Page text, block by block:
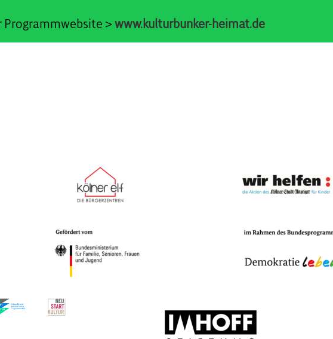
Programmwebsite >www.kulturbunker-heimat.de